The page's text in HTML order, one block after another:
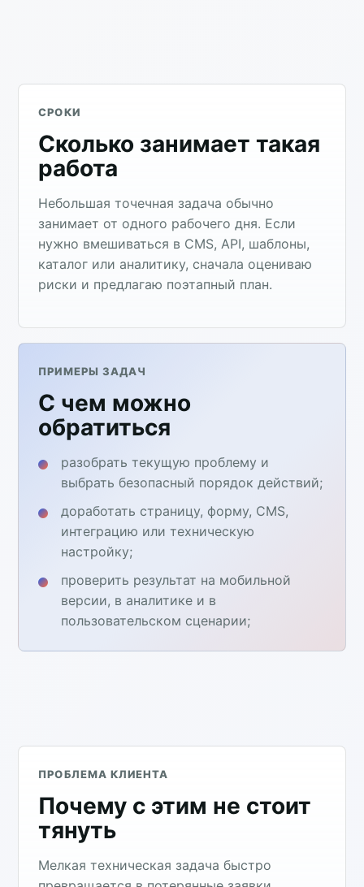
СРОКИ
Сколько занимает такая
работа
Небольшая точечная задача обычно
занимает от одного рабочего дня. Если
нужно вмешиваться в CMS, API, шаблоны,
каталог или аналитику, сначала оцениваю
риски и предлагаю поэтапный план.
ПРИМЕРЫ ЗАДАЧ
С чем можно
обратиться
разобрать текущую проблему и
выбрать безопасный порядок действий;
доработать страницу, форму, CMS,
интеграцию или техническую
настройку;
проверить результат на мобильной
версии, в аналитике и в
пользовательском сценарии;
ПРОБЛЕМА КЛИЕНТА
Почему с этим не стоит
тянуть
Мелкая техническая задача быстро